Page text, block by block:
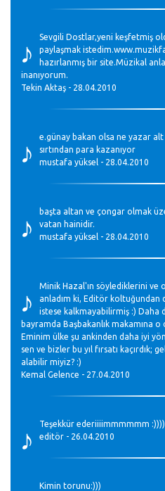
♪
Sevgili Dostlar,yeni keşfetmiş
paylaşmak
hazırlanmış bir site.Müzikal
inanıyorum.
Tekin Aktaş - 28.04.2010
♪
e.günay bakan olsa ne yazar
sırtından para kazanıyor
mustafa yüksel - 28.04.2010
♪
başta altan ve çongar olmak
vatan hainidir.
mustafa yüksel - 28.04.2010
♪
Minik Hazal'ın söylediklerini ve
anladım ki, Editör koltuğundan
istese kalkmayabilirmiş :) Daha
bayramda Başbakanlık makamına o
Eminim ülke şu ankinden daha iyi
sen ve bizler bu yıl fırsatı kaçırdık;
alabilir miyiz? :)
Kemal Gelence - 27.04.2010
♪
Teşekkür ederiiiimmmmmm :))))
editör - 26.04.2010
Kimin torunu:)))